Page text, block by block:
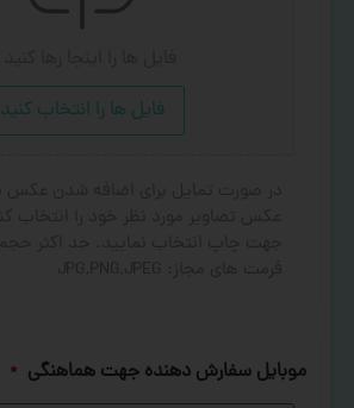
فایل ها را انتخاب کنید
موبایل سفارش دهنده جهت هماهنگی *